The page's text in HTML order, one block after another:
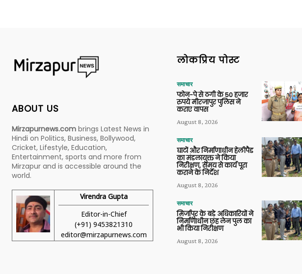
ABOUT US
Mirzapurnews.com brings Latest News in
Hindi on Politics, Business, Bollywood,
Cricket, Lifestyle, Education,
Entertainment, sports and more from
Mirzapur and is accessible around the
world.
Virendra Gupta
Editor-in-Chief
(+91) 9453821310
editor@mirzapurnews.com
लोकप्रिय पोस्ट
समाचार
फोन-पे से ठगी के 50 हजार
रुपये मीरजापुर पुलिस ने
कराए वापस
August 8, 2026
समाचार
घाटों और निर्माणाधीन हेलीपैड
का मंडलायुक्त ने किया
निरीक्षण, समय से कार्य पूरा
कराने के निर्देश
August 8, 2026
समाचार
मिर्जापुर के बड़े अधिकारियों ने
निर्माणाधीन छह लेन पुल का
भी किया निरीक्षण
August 8, 2026